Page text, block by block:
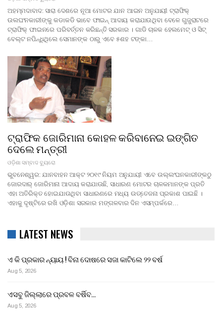
ଅହମ୍ମଦାବାଦ: ସାରା ଦେଶରେ ନୂଆ ମୋଟର ଯାନ ଆଇନ ଅନୁଯାୟୀ ଟ୍ରାଫିକ୍
ଉଲଘଂନକାରୀଙ୍କୁ କଡାକଡି ଭାବେ ଫାଇନ୍ ଆଦାୟ କରାଯାଉଥିବା ବେଳେ ଗୁଜୁରାଟରେ
ଟ୍ରାଫିକ୍ ଫାଇନରେ ପରିବର୍ତ୍ତନ କରିଛନ୍ତି ସରକାର । ଗାଡି ଚାଳକ ହେଲମେଟ୍ ଓ ସିଟ୍
ବେଲ୍ଟ ନପିନ୍ଧିଥିଲେ ସେମାନଙ୍କ ଠାରୁ ଏବେ ୫ଶହ ଟଙ୍କା…
ଟ୍ରାଫିକ ଜୋରିମାନା କୋହଳ କରିବାନେଇ ଇଙ୍ଗିତ
ଦେଲେ ମନ୍ତ୍ରୀ
ଓଡ଼ିଶା ସମ୍ବାଦ ବ୍ୟୁରୋ
ଭୁବନେଶ୍ୱର: ଯାନବାହନ ଆକ୍ଟ ୨୦୧୯ ନିୟମ ଅନୁଯାୟୀ ଏବେ ଉଲ୍ଲଂଘନକାରୀଙ୍କଠୁ
ଜୋରଦାର୍ ଜୋରିମାନା ଆଦାୟ କରାଯାଉଛି, ସାଧାରଣ ମୋଟର ଚାଳକମାନଙ୍କ ପ୍ରତି
ଏହା ଅତିରିକ୍ତ ହୋଇଯାଉଥିବା ସାଧାରଣରେ ମଧ୍ୟ ଉତ୍ତେଜନା ପ୍ରକାଶ ପାଇଛି ।
ଏହାକୁ ଦୃଷ୍ଟିରେ ରଖି ଓଡ଼ିଶା ସରକାର ମଙ୍ଗଳବାର ଦିନ ଏସମ୍ପର୍କରେ…
LATEST NEWS
ଏ କି ପ୍ରକାର ନ୍ୟାୟ ! ବିନା ଦୋଷରେ ସଜା କାଟିଲେ ୨୨ ବର୍ଷ
Aug 5, 2026
ଏସବୁ ଜିଲ୍ଲାରେ ପ୍ରବଳ ବର୍ଷିବ…
Aug 5, 2026